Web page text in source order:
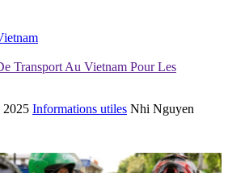
Transport Au Vietnam Pour Les
2025 Informations utiles Nhi Nguyen